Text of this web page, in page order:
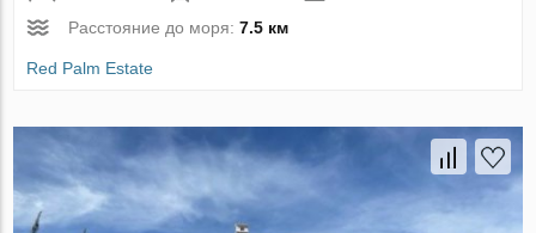
Расстояние до моря:7.5 км
Red Palm Estate